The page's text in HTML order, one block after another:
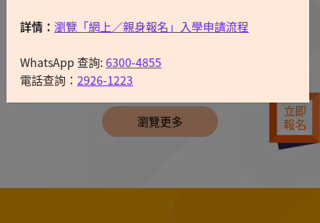
詳情：瀏覽「網上／親身報名」入學申請流程
WhatsApp 查詢: 6300-4855
電話查詢：2926-1223
瀏覽更多
立即
報名